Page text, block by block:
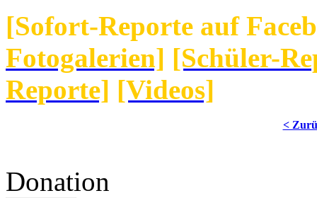
[Sofort-Reporte auf
Fotogalerien] [Schüler-
Reporte] [Videos]
<
Donation